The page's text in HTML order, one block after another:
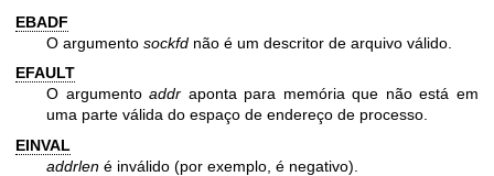
EBADF
O argumento sockfd não é um descritor de arquivo válido.
EFAULT
O argumentoaddr aponta para memória que não está em
uma parte válida do espaço de endereço de processo.
EINVAL
addrlen é inválido (por exemplo, é negativo).